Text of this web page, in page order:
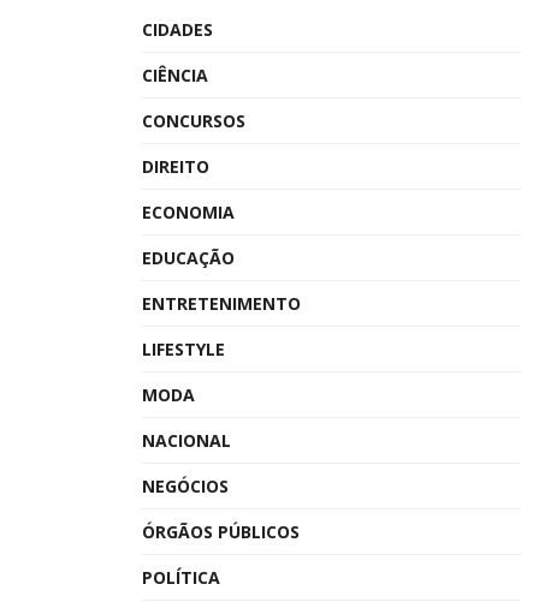
CIDADES
CIÊNCIA
CONCURSOS
DIREITO
ECONOMIA
EDUCAÇÃO
ENTRETENIMENTO
LIFESTYLE
MODA
NACIONAL
NEGÓCIOS
ÓRGÃOS PÚBLICOS
POLÍTICA